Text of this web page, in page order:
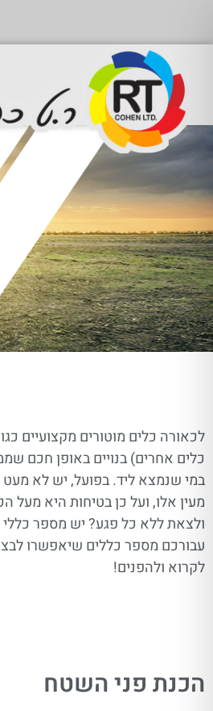
לכאורה כלים מוטורים מקצועיים
כלים אחרים) בנויים באופן חכם
במי שנמצא ליד. בפועל, יש לא
מעין אלו, ועל כן בטיחות היא מעל
ולצאת ללא כל פגע? יש מספר
עבורכם מספר כללים שיאפשרו
לקרוא ולהפנים!
הכנת פני השטח